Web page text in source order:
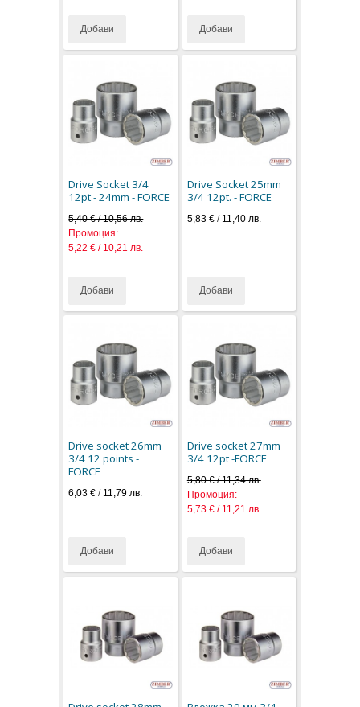
Добави Добави
Drive Socket 3/4
12pt - 24mm - FORCE
5,40 € / 10,56 лв.
Промоция:
5,22 € / 10,21 лв.
Добави
Drive Socket 25mm
3/4 12pt. - FORCE
5,83 €/ 11,40 лв.
Добави
Drive socket 26mm
3/4 12 points -
FORCE
6,03 € / 11,79 лв.
Добави
Drive socket 27mm
3/4 12pt -FORCE
5,80 € / 11,34 лв.
Промоция:
5,73 € / 11,21 лв.
Добави